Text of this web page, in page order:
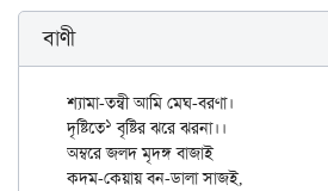
বাণী
শ্যামা-তন্বী আমি মেঘ-বরণা।
দৃষ্টিতে১ বৃষ্টির ঝরে ঝরনা।।
অম্বরে জলদ মৃদঙ্গ বাজাই
কদম-কেয়ায় বন-ডালা সাজই,